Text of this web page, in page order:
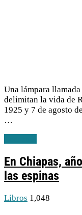
Una lámpara
delimitan la vida de
1925 y 7 de agosto
…
En Chiapas,
las espinas
Libros 1,048